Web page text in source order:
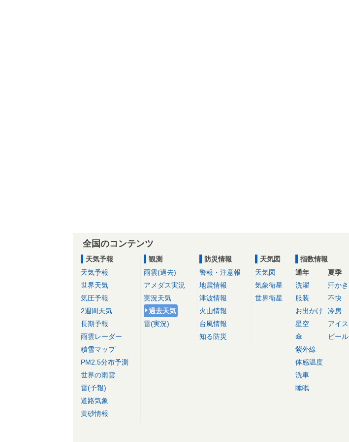
全国のコンテンツ
天気予報
天気予報
世界天気
気圧予報
2週間天気
長期予報
雨雲レーダー
積雪マップ
PM2.5分布予測
世界の雨雲
雷(予報)
道路気象
黄砂情報
観測
雨雲(過去)
アメダス実況
実況天気
過去天気
雷(実況)
防災情報
警報・注意報
地震情報
津波情報
火山情報
台風情報
知る防災
天気図
天気図
気象衛星
世界衛星
指数情報
通年
洗濯
服装
お出かけ
星空
傘
紫外線
体感温度
洗車
睡眠
夏季
汗かき
不快
冷房
アイス
ビール